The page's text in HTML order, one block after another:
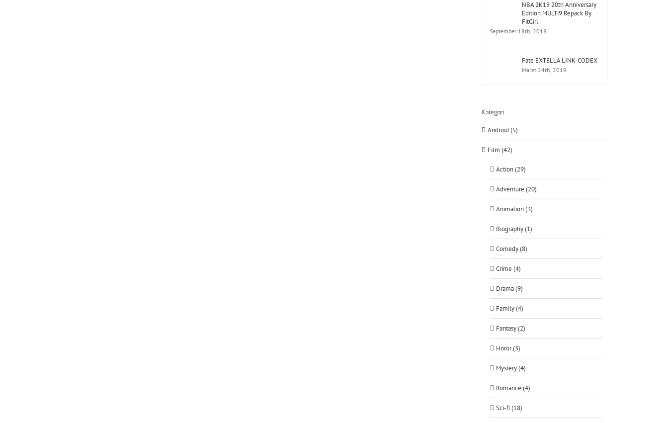
NBA 2K19 20th Anniversary
Edition MULTi9 Repack By
FitGirl
September 18th, 2018
Fate EXTELLA LINK-CODEX
Maret 24th, 2019
Kategori
Android (5)
Film (42)
Action (29)
Adventure (20)
Animation (3)
Biography (1)
Comedy (8)
Crime (4)
Drama (9)
Family (4)
Fantasy (2)
Horor (3)
Mystery (4)
Romance (4)
Sci-fi (18)